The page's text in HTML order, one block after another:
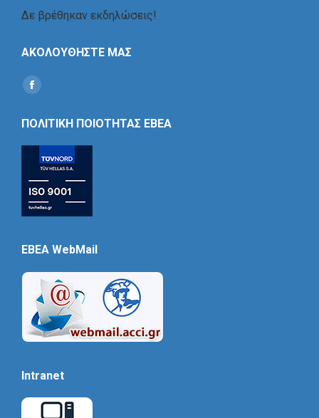
Δε βρέθηκαν εκδηλώσεις!
ΑΚΟΛΟΥΘΗΣΤΕ ΜΑΣ
Find us on:
Social
ΠΟΛΙΤΙΚΗ ΠΟΙΟΤΗΤΑΣ ΕΒΕΑ
EBEA WebMail
Intranet